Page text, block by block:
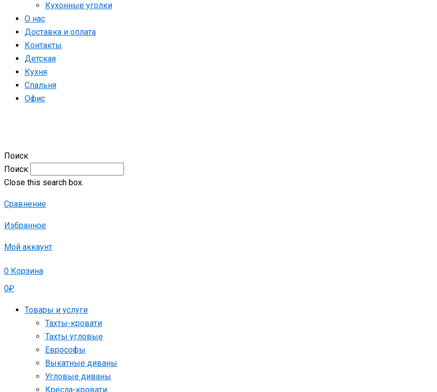
Кухонные уголки
О нас
Доставка и оплата
Контакты
Детская
Кухня
Спальня
Офис
Поиск
Поиск
Close this search box.
Сравнение
Избранное
Мой аккаунт
0₽
0 Корзина
Товары и услуги
Тахты-кровати
Тахты угловые
Еврософы
Выкатные диваны
Угловые диваны
Кресла-кровати